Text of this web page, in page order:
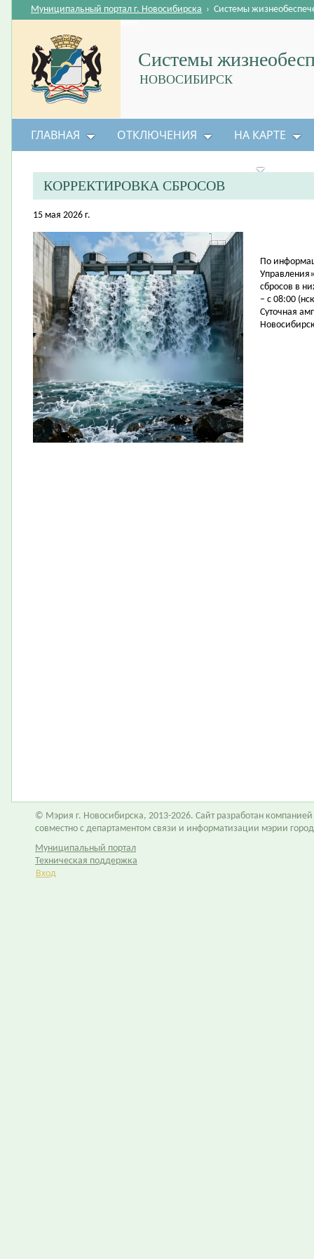
Системы
НОВОСИБИРСК
Муниципальный портал г. Новосибирска › Системы
ГЛАВНАЯ ОТКЛЮЧЕНИЯ НА КАРТЕ
КОРРЕКТИРОВКА СБРОСОВ
15 мая 2026 г.
По
сбросов в
– с 08:00
Суточная
© Мэрия г. Новосибирска, 2013-2026. Сайт разработан компанией
совместно с департаментом связи и информатизации мэрии
Муниципальный портал
Техническая поддержка
Вход